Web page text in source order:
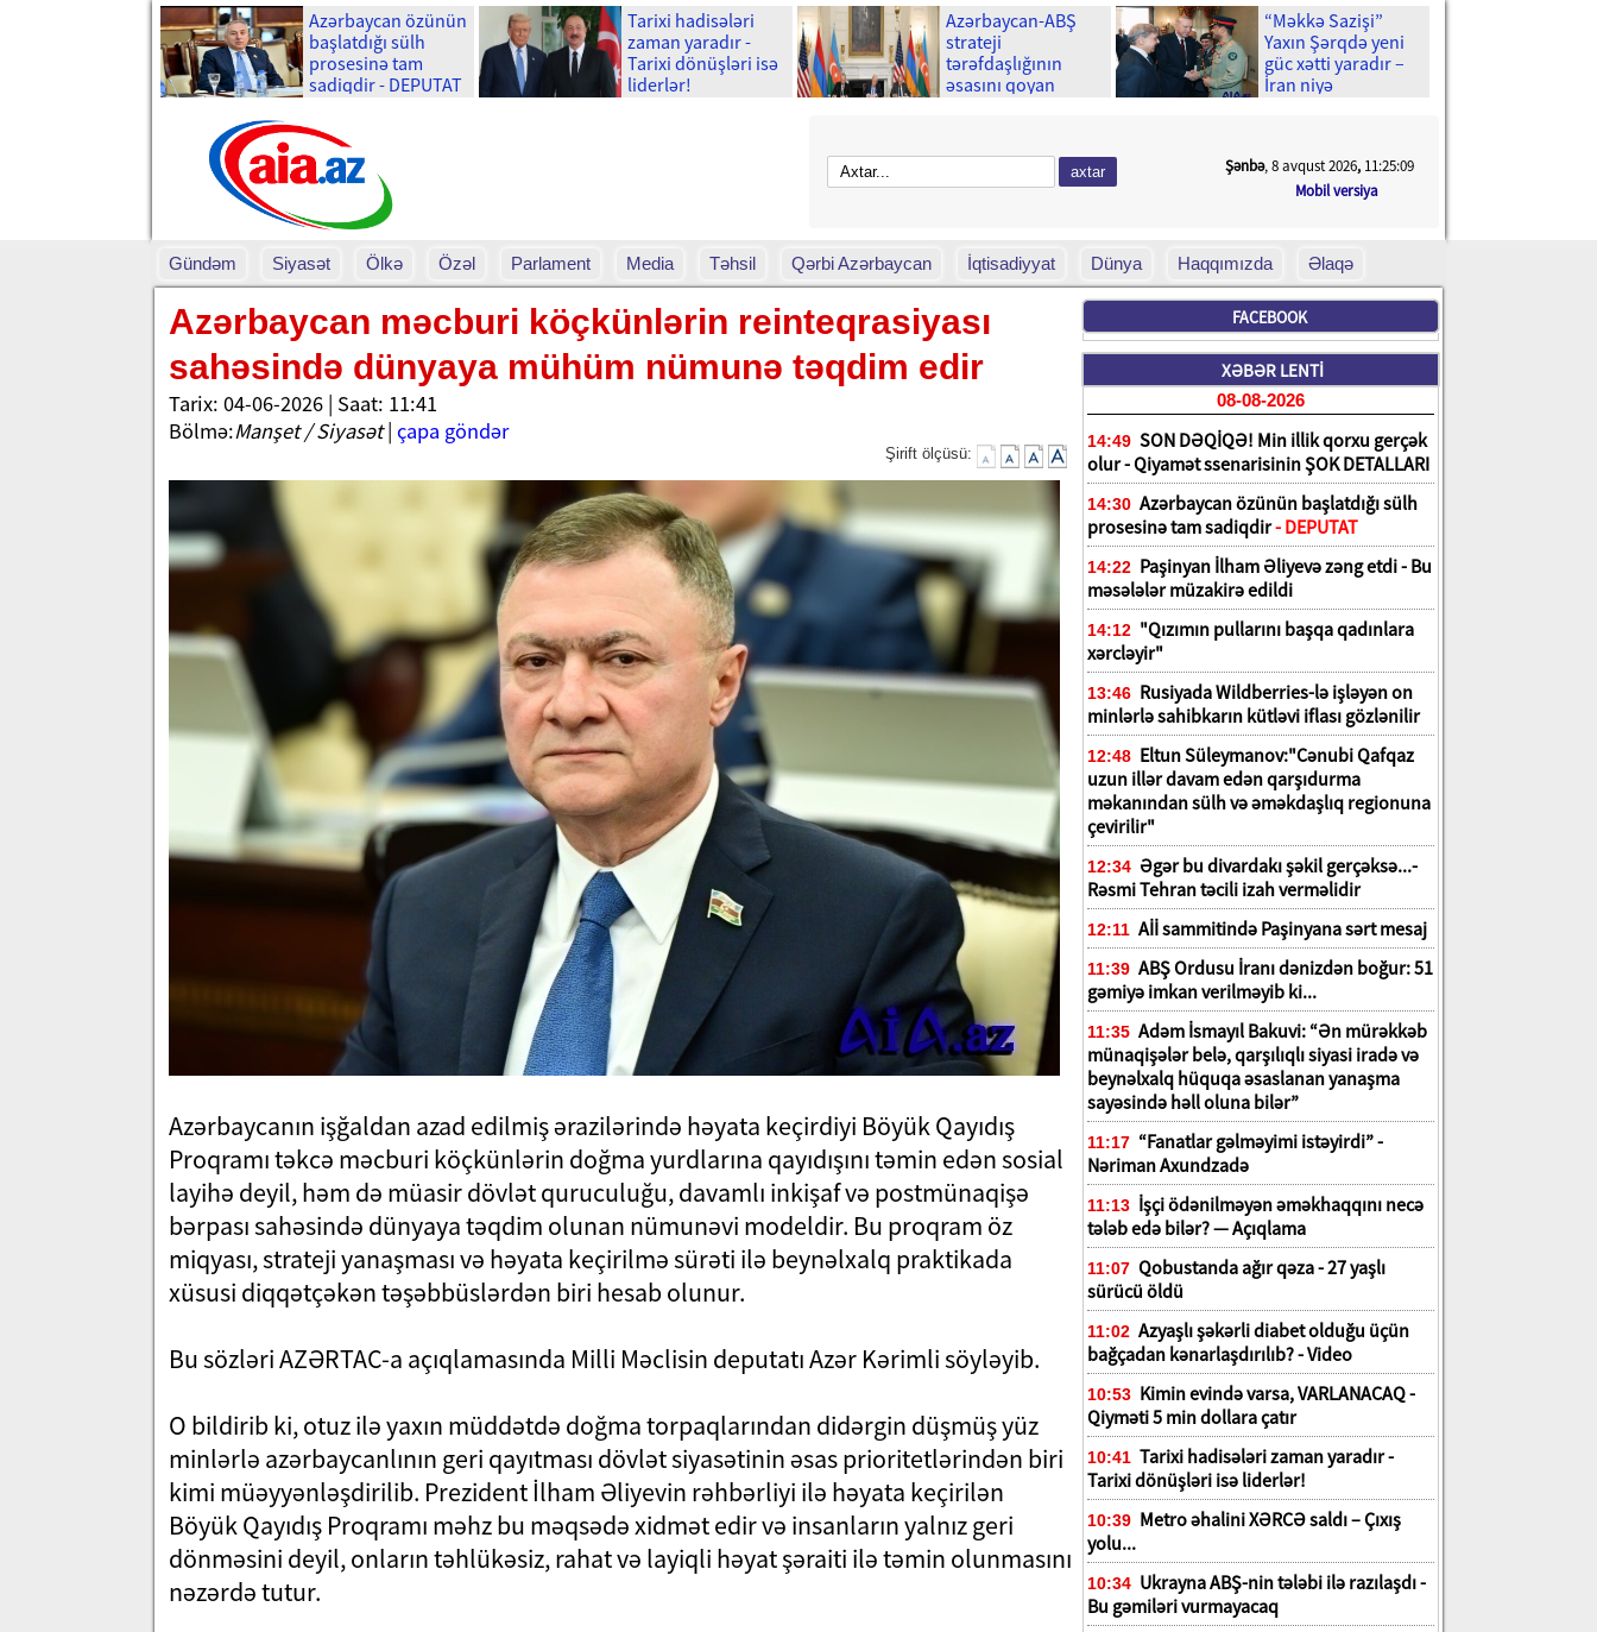
Azərbaycan özünün
başlatdığı sülh
prosesinə tam
sadiqdir - DEPUTAT
Tarixi hadisələri
zaman yaradır -
Tarixi dönüşləri isə
liderlər!
Azərbaycan-ABŞ
strateji
tərəfdaşlığının
əsasını qoyan
“Məkkə Sazişi”
Yaxın Şərqdə yeni
güc xətti yaradır –
İran niyə
Mobil versiya
Şənbə, 8 avqust 2026, 11:25:11
Gündəm Siyasət Ölkə Özəl Parlament Media Təhsil Qərbi Azərbaycan İqtisadiyyat Dünya Haqqımızda Əlaqə
Azərbaycan məcburi köçkünlərin reinteqrasiyası
sahəsində dünyaya mühüm nümunə təqdim edir
Tarix: 04-06-2026 | Saat: 11:41
Bölmə:Manşet / Siyasət| çapa göndər
Şirift ölçüsü:
Azərbaycanın işğaldan azad edilmiş ərazilərində həyata keçirdiyi Böyük Qayıdış
Proqramı təkcə məcburi köçkünlərin doğma yurdlarına qayıdışını təmin edən sosial
layihə deyil, həm də müasir dövlət quruculuğu, davamlı inkişaf və postmünaqişə
bərpası sahəsində dünyaya təqdim olunan nümunəvi modeldir. Bu proqram öz
miqyası, strateji yanaşması və həyata keçirilmə sürəti ilə beynəlxalq praktikada
xüsusi diqqətçəkən təşəbbüslərdən biri hesab olunur.
Bu sözləri AZƏRTAC-a açıqlamasında Milli Məclisin deputatı Azər Kərimli söyləyib.
O bildirib ki, otuz ilə yaxın müddətdə doğma torpaqlarından didərgin düşmüş yüz
minlərlə azərbaycanlının geri qayıtması dövlət siyasətinin əsas prioritetlərindən biri
kimi müəyyənləşdirilib. Prezident İlham Əliyevin rəhbərliyi ilə həyata keçirilən
Böyük Qayıdış Proqramı məhz bu məqsədə xidmət edir və insanların yalnız geri
dönməsini deyil, onların təhlükəsiz, rahat və layiqli həyat şəraiti ilə təmin olunmasını
nəzərdə tutur.
FACEBOOK
XƏBƏR LENTİ
08-08-2026
14:49 SON DƏQİQƏ! Min illik qorxu gerçək
olur - Qiyamət ssenarisinin ŞOK DETALLARI
14:30 Azərbaycan özünün başlatdığı sülh
prosesinə tam sadiqdir- DEPUTAT
14:22 Paşinyan İlham Əliyevə zəng etdi - Bu
məsələlər müzakirə edildi
14:12 "Qızımın pullarını başqa qadınlara
xərcləyir"
13:46 Rusiyada Wildberries-lə işləyən on
minlərlə sahibkarın kütləvi iflası gözlənilir
12:48 Eltun Süleymanov:"Cənubi Qafqaz
uzun illər davam edən qarşıdurma
məkanından sülh və əməkdaşlıq regionuna
çevirilir"
12:34 Əgər bu divardakı şəkil gerçəksə...-
Rəsmi Tehran təcili izah verməlidir
12:11 Aİİ sammitində Paşinyana sərt mesaj
11:39 ABŞ Ordusu İranı dənizdən boğur: 51
gəmiyə imkan verilməyib ki...
11:35 Adəm İsmayıl Bakuvi: “Ən mürəkkəb
münaqişələr belə, qarşılıqlı siyasi iradə və
beynəlxalq hüquqa əsaslanan yanaşma
sayəsində həll oluna bilər”
11:17 “Fanatlar gəlməyimi istəyirdi” -
Nəriman Axundzadə
11:13 İşçi ödənilməyən əməkhaqqını necə
tələb edə bilər? — Açıqlama
11:07 Qobustanda ağır qəza - 27 yaşlı
sürücü öldü
11:02 Azyaşlı şəkərli diabet olduğu üçün
bağçadan kənarlaşdırılıb? - Video
10:53 Kimin evində varsa, VARLANACAQ -
Qiyməti 5 min dollara çatır
10:41 Tarixi hadisələri zaman yaradır -
Tarixi dönüşləri isə liderlər!
10:39 Metro əhalini XƏRCƏ saldı – Çıxış
yolu...
10:34 Ukrayna ABŞ-nin tələbi ilə razılaşdı -
Bu gəmiləri vurmayacaq